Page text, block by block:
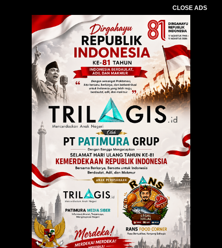
CLOSE ADS